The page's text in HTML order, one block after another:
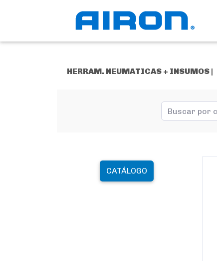
HERRAM. NEUMATICAS + INSUMOS |
CATÁLOGO